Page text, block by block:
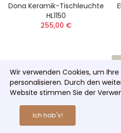
Dona Keramik-Tischleuchte
HL1150
255,00 €
Wir verwenden Cookies, um
personalisieren. Durch den
Website stimmen Sie der
Ich hab's!